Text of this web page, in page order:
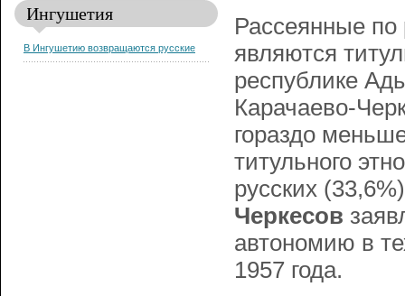
Ингушетия
В Ингушетию возвращаются русские
Рассеянные
являются
республике
Карачаево-
гораздо
титульного
русских
Черкесов
автономию в
1957 года.